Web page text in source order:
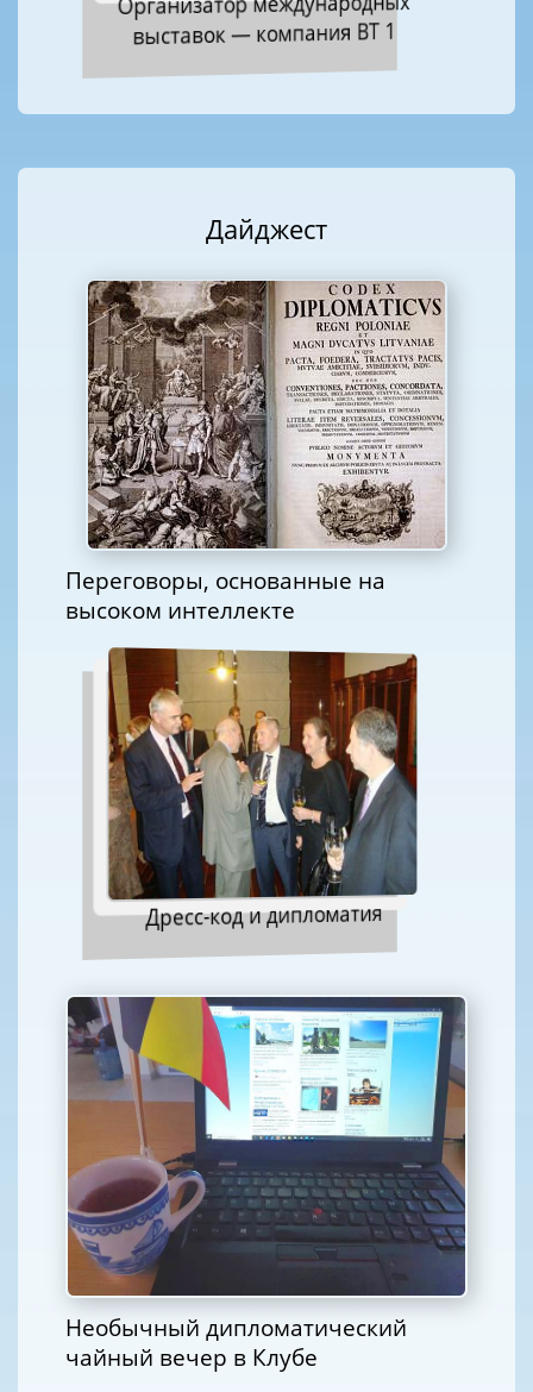
выставок — компания ВТ 1
Дайджест
Переговоры, основанные на
высоком интеллекте
Дресс-код и дипломатия
Необычный дипломатический
чайный вечер в Клубе